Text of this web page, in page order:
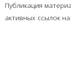
Публикация
активных ссылок